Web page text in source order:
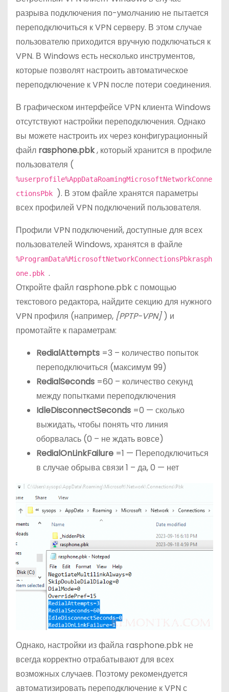
разрыва подключения по-умолчанию не пытается
переподключиться к VPN серверу. В этом случае
пользователю приходится вручную подключаться к
VPN. В Windows есть несколько инструментов,
которые позволят настроить автоматическое
переподключение к VPN после потери соединения.
В графическом интерфейсе VPN клиента Windows
отсутствуют настройки переподключения. Однако
вы можете настроить их через конфигурационный
файл rasphone.pbk, который хранится в профиле
пользователя (
%userprofile%AppDataRoamingMicrosoftNetworkConne
ctionsPbk
). В этом файле хранятся параметры
всех профилей VPN подключений пользователя.
Профили VPN подключений, доступные для всех
пользователей Windows, хранятся в файле
%ProgramData%MicrosoftNetworkConnectionsPbkrasph
one.pbk .
Откройте файл rasphone.pbk с помощью
текстового редактора, найдите секцию для нужного
VPN профиля (например, [PPTP-VPN] ) и
промотайте к параметрам:
RedialAttempts =3 – количество попыток
переподключиться (максимум 99)
RedialSeconds =60 – количество секунд
между попытками переподключения
IdleDisconnectSeconds =0 — сколько
выжидать, чтобы понять что линия
оборвалась (0 – не ждать вовсе)
RedialOnLinkFailure =1 — Переподключиться
в случае обрыва связи 1 – да, 0 — нет
Однако, настройки из файла rasphone.pbk не
всегда корректно отрабатывают для всех
возможных случаев. Поэтому рекомендуется
автоматизировать переподключение к VPN с